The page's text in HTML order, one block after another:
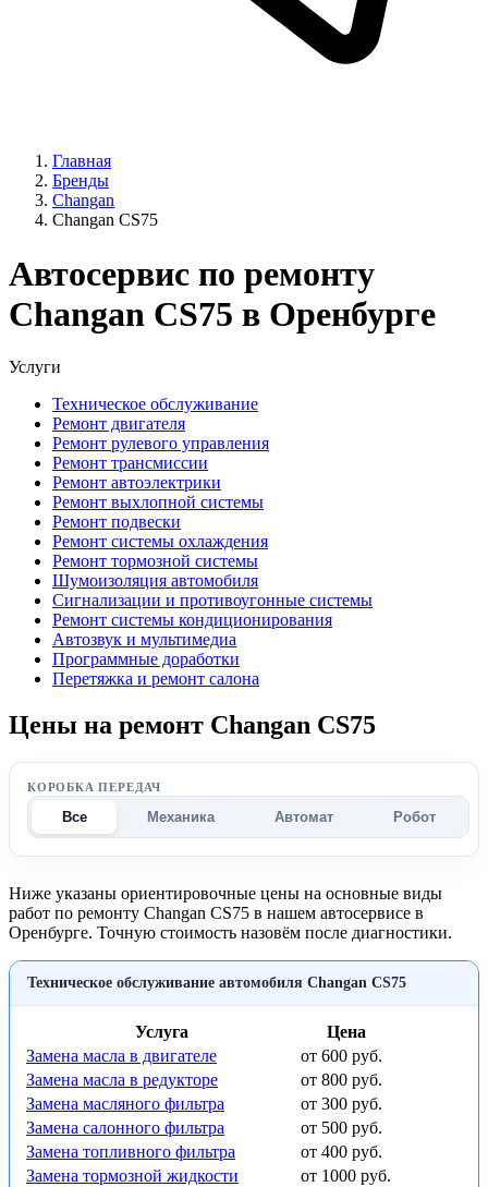
Главная
Бренды
Changan
Changan CS75
Автосервис по ремонту
Changan CS75 в Оренбурге
Услуги
Техническое обслуживание
Ремонт двигателя
Ремонт рулевого управления
Ремонт трансмиссии
Ремонт автоэлектрики
Ремонт выхлопной системы
Ремонт подвески
Ремонт системы охлаждения
Ремонт тормозной системы
Шумоизоляция автомобиля
Сигнализации и противоугонные системы
Ремонт системы кондиционирования
Автозвук и мультимедиа
Программные доработки
Перетяжка и ремонт салона
Цены на ремонт Changan CS75
КОРОБКА ПЕРЕДАЧ
Все Механика Автомат Робот
Ниже указаны ориентировочные цены на основные виды
работ по ремонту Changan CS75 в нашем автосервисе в
Оренбурге. Точную стоимость назовём после диагностики.
Техническое обслуживание автомобиля Changan CS75
Услуга
Цена
Замена масла в двигателе
от 600 руб.
Замена масла в редукторе
от 800 руб.
Замена масляного фильтра
от 300 руб.
Замена салонного фильтра
от 500 руб.
Замена топливного фильтра
от 400 руб.
Замена тормозной жидкости
от 1000 руб.